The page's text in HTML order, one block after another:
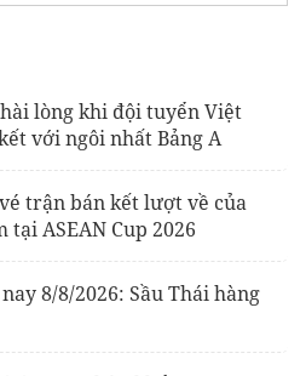
lòng khi đội tuyển Việt
với ngôi nhất Bảng A
trận bán kết lượt về của
ASEAN Cup 2026
8/8/2026: Sầu Thái hàng